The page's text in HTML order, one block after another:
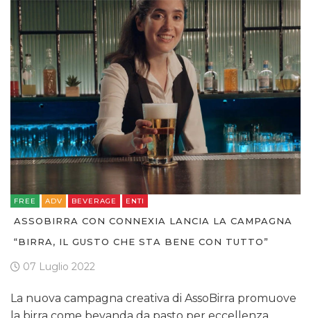
FREE ADV BEVERAGE ENTI
ASSOBIRRA CON CONNEXIA LANCIA LA CAMPAGNA
“BIRRA, IL GUSTO CHE STA BENE CON TUTTO”
07 Luglio 2022
La nuova campagna creativa di AssoBirra promuove
la birra come bevanda da pasto per eccellenza